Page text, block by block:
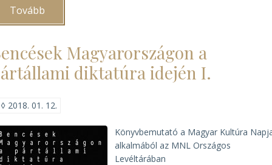
Tovább
és
főváros)Magyarországon a
diktatúra idején I.
◊ 2018. 01. 12.
Könyvbemutató a Magyar Kultúra
alkalmából az MNL Országos
Levéltárában